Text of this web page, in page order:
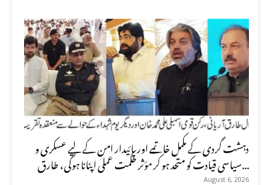
دہشت گردی کے مکمل خاتمے اور پائیدار امن کے لیے عسکری و
سیاسی قیادت کو متحد ہو کر مؤثر حکمت عملی اپنانا ہوگی، طارق...
August 6, 2026